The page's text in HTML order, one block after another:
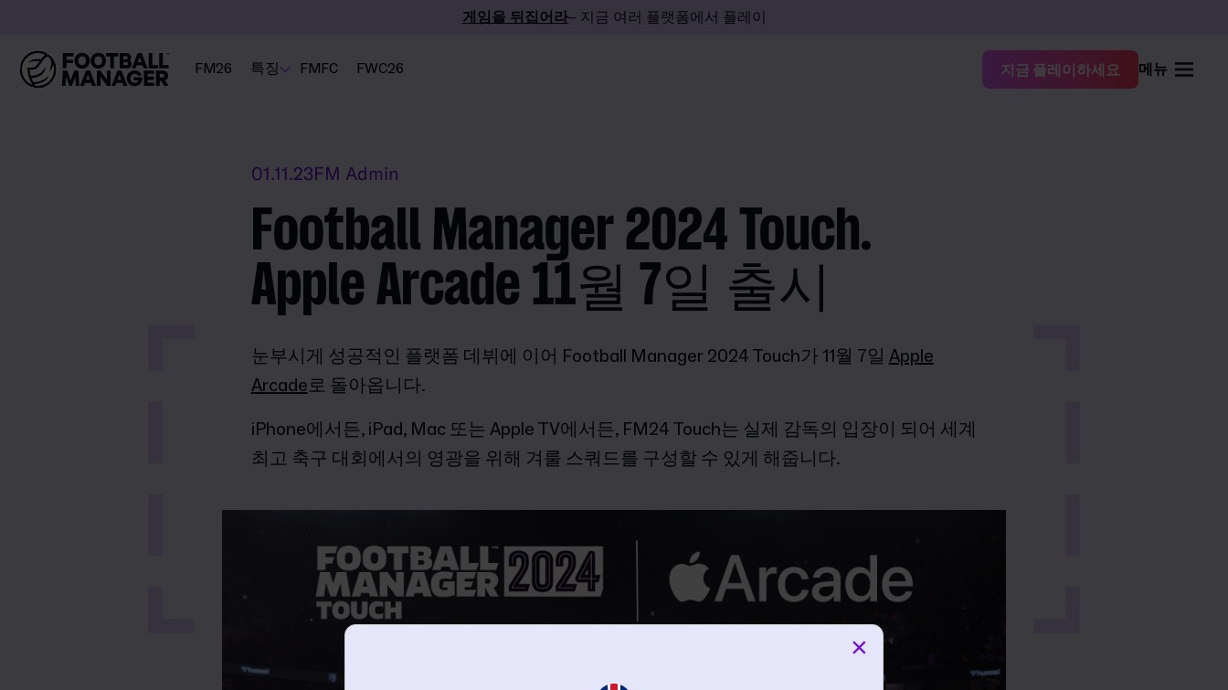
게임을 뒤집어라– 지금 여러 플랫폼에서 플레이
FM26 특징 FMFC FWC26 지금 플레이하세요 메뉴
01.11.23FM Admin
Football Manager 2024 Touch.
Apple Arcade 11월 7일 출시
눈부시게 성공적인 플랫폼 데뷔에 이어 Football Manager 2024 Touch가 11월 7일 Apple
Arcade로 돌아옵니다.
iPhone에서든, iPad, Mac 또는 Apple TV에서든, FM24 Touch는 실제 감독의 입장이 되어 세계
최고 축구 대회에서의 영광을 위해 겨룰 스쿼드를 구성할 수 있게 해줍니다.
×